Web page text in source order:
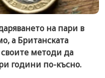
на пари в
а Британската
методи да
години по-късно.